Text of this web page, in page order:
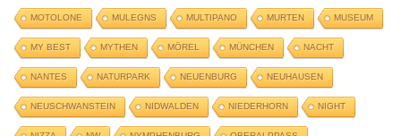
MOTOLONE MULEGNS MULTIPANO MURTEN MUSEUM
MY BEST MYTHEN MÖREL MÜNCHEN NACHT
NANTES NATURPARK NEUENBURG NEUHAUSEN
NEUSCHWANSTEIN NIDWALDEN NIEDERHORN NIGHT